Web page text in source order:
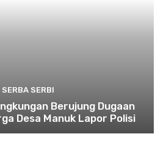
SERBA SERBI
Berujung Dugaan
Desa Manuk Lapor Polisi